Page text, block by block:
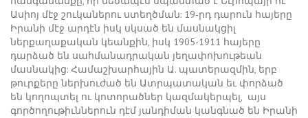
Ասիոյ մէջ շուկաներու ստեղծման: 19-րդ դարուն հայերը
Իրանի մէջ արդէն իսկ սկսած են մասնակցիլ
ներքաղաքական կեանքին, իսկ 1905-1911 հայերը
դարձած են սահմանադրական յեղափոխութեան
մասնակից: Համաշխարհային Ա. պատերազմին, երբ
թուրքերը ներխուժած են Ատրպատական եւ փորձած
են կողոպտել ու կոտորածներ կազմակերպել, այս
գործողութիւններուն դէմ յանդիման կանգնած են Իրանի